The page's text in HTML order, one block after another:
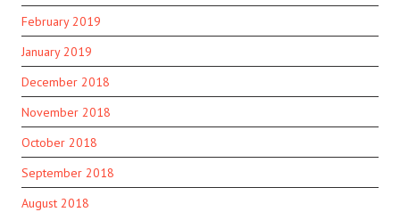
February 2019
January 2019
December 2018
November 2018
October 2018
September 2018
August 2018